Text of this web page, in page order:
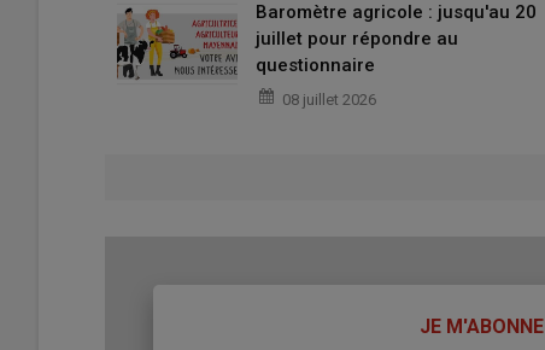
Baromètre agricole : jusqu'au 20
juillet pour répondre au
questionnaire
08 juillet 2026
JE M'ABONNE